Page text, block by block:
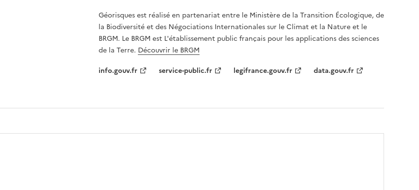
Géorisques est réalisé en partenariat entre le Ministère de la Transition Écologique, de
la Biodiversité et des Négociations Internationales sur le Climat et la Nature et le
BRGM. Le BRGM est L'établissement public français pour les applications des sciences
de la Terre. Découvrir le BRGM
info.gouv.fr
service-public.fr legifrance.gouv.fr data.gouv.fr